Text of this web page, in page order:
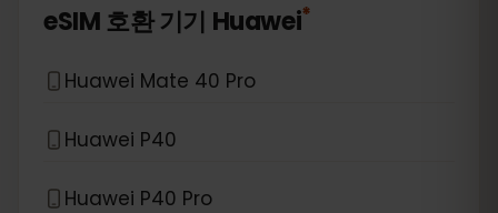
eSIM 호환 기기 Huawei*
Huawei Mate 40 Pro
Huawei P40
Huawei P40 Pro